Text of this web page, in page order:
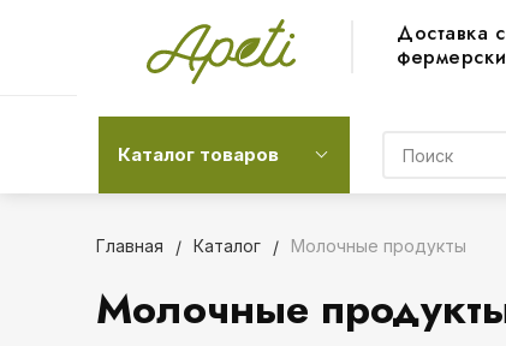
Доставка
Каталог товаров
Главная Каталог Молочные продукты
Молочные